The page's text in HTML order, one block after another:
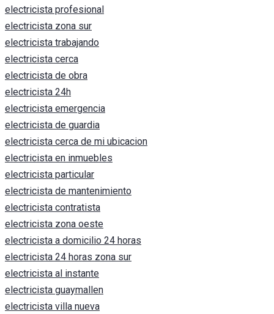
electricista profesional
electricista zona sur
electricista trabajando
electricista cerca
electricista de obra
electricista 24h
electricista emergencia
electricista de guardia
electricista cerca de mi ubicacion
electricista en inmuebles
electricista particular
electricista de mantenimiento
electricista contratista
electricista zona oeste
electricista a domicilio 24 horas
electricista 24 horas zona sur
electricista al instante
electricista guaymallen
electricista villa nueva